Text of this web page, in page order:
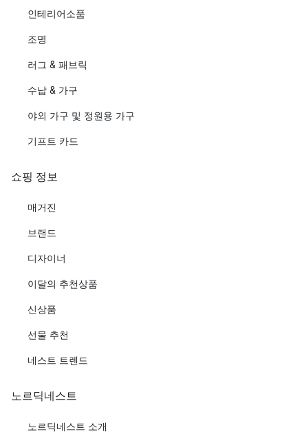
인테리어소품
조명
러그 & 패브릭
수납 & 가구
야외 가구 및 정원용 가구
기프트 카드
쇼핑 정보
매거진
브랜드
디자이너
이달의 추천상품
신상품
선물 추천
네스트 트렌드
노르딕네스트
노르딕네스트 소개